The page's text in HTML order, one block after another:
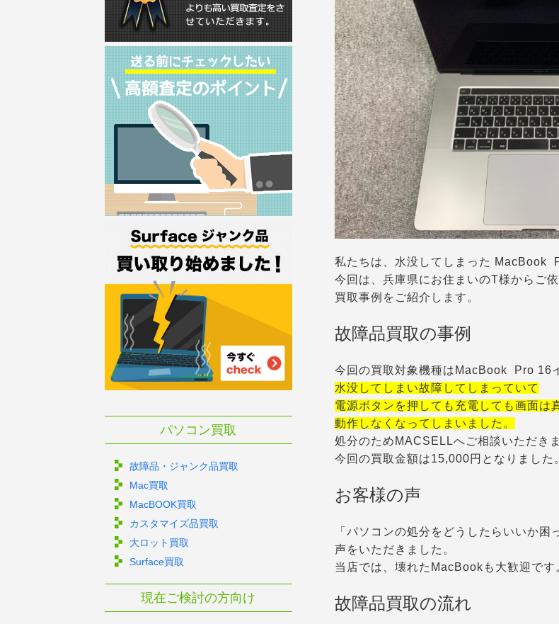
私たちは、水没してしまった MacBook
今回は、兵庫県にお住まいのT様からご
買取事例をご紹介します。
故障品買取の事例
今回の買取対象機種はMacBook Pro 16
水没してしまい故障してしまっていて
電源ボタンを押しても充電しても画面は
動作しなくなってしまいました。
処分のためMACSELLへご相談いただきま
今回の買取金額は15,000円となりました。
お客様の声
「パソコンの処分をどうしたらいいか
声をいただきました。
当店では、壊れたMacBookも大歓迎です
故障品買取の流れ
パソコン買取
故障品・ジャンク品買取
Mac買取
MacBOOK買取
カスタマイズ品買取
大ロット買取
Surface買取
現在ご検討の方向け